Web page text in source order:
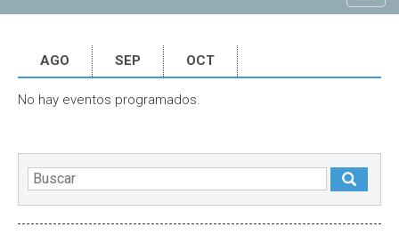
AGO SEP OCT
No hay eventos programados.